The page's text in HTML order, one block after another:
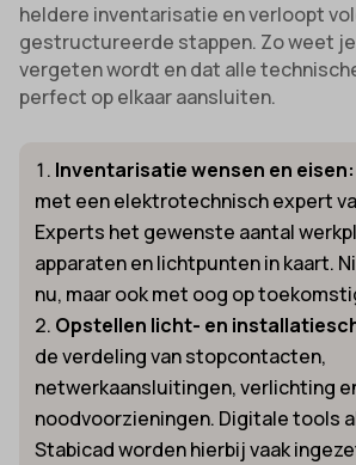
heldere inventarisatie en verloopt
gestructureerde stappen. Zo weet
vergeten wordt en dat alle
perfect op elkaar aansluiten.
Inventarisatie wensen en eisen:
met een elektrotechnisch expert
Experts het gewenste aantal
apparaten en lichtpunten in kaart.
nu, maar ook met oog op
Opstellen licht- en
de verdeling van stopcontacten,
netwerkaansluitingen, verlichting
noodvoorzieningen. Digitale tools
Stabicad worden hierbij vaak